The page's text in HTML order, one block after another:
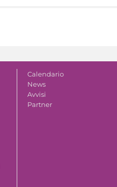
Calendario
News
Avvisi
Partner